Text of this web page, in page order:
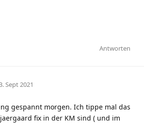
Antworten
Sept 2021
gespannt morgen. Ich tippe mal das
fix in der KM sind ( und im